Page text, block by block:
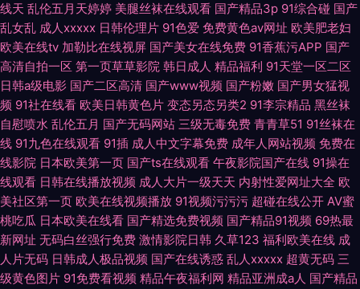
线天 乱伦五月天婷婷 美腿丝袜在线观看 国产精品3p 91综合碰 国产
乱女乱 成人xxxxx 日韩伦理片 91色爱 免费黄色av网址 欧美肥老妇
欧美在线tv 加勒比在线视屏 国产美女在线免费 91香蕉污APP 国产
高清自拍一区 第一页草草影院 韩日成人 精品福利 91天堂一区二区
日韩a级电影 国产二区高清 国产www视频 国产粉嫩 国产男女猛视
频 91社在线看 欧美日韩黄色片 变态另态另类2 91李宗精品 黑丝袜
自慰喷水 乱伦五月 国产无码网站 三级无毒免费 青青草51 91丝袜在
线 91九色在线观看 91插 成人中文字幕免费 成年人网站视频 免费在
线影院 日本欧美第一页 国产ts在线观看 午夜影院国产在线 91操在
线观看 日韩在线播放视频 成人大片一级天天 内射性爱网址大全 欧
美社区第一页 欧美在线视频播放 91视频污污污 超碰在线公开 AV蜜
桃吃瓜 日本欧美在线看 国产精选免费视频 国产精品91视频 69热最
新网址 无码白丝强行免费 激情影院日韩 久草123 福利欧美在线 成
人片无码 日韩成人极品视频 国产在线诱惑 乱人xxxxx 超黄无码 三
级黄色图片 91免费看视频 精品午夜福利网 精品亚洲成a人 国产精品